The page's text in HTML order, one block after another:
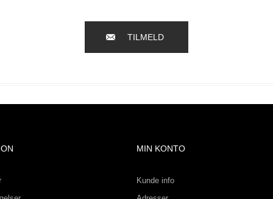
TILMELD
MIN KONTO
Kunde info